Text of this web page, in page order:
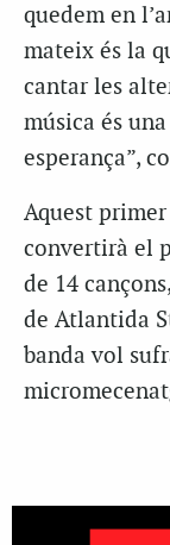
quedem en
mateix és la
cantar les
música és
esperança”,
Aquest
convertirà el
de 14
de Atlantida
banda vol